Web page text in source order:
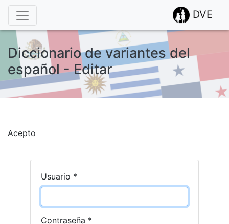
DVE
Diccionario de variantes del
español - Editar
Acepto
Esto nos ayuda a recolectar estadísticas de las visitas.
Usuario *
Contraseña *